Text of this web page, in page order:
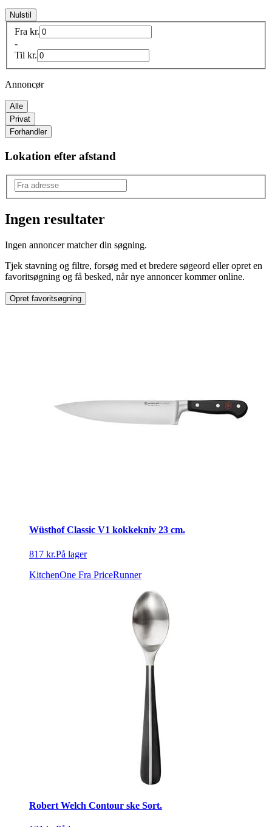
Nulstil
Fra kr.
-
Til kr.
Annoncør
Alle
Privat
Forhandler
Lokation efter afstand
Fodpleje
Type:
Fodbad
Ingen resultater
Ingen annoncer matcher din søgning.
Tjek stavning og filtre, forsøg med et bredere søgeord eller opret en
favoritsøgning og få besked, når nye annoncer kommer online.
Opret favoritsøgning
Wüsthof Classic V1 kokkekniv 23 cm.
817 kr.På lager
KitchenOne Fra PriceRunner
Robert Welch Contour ske Sort.